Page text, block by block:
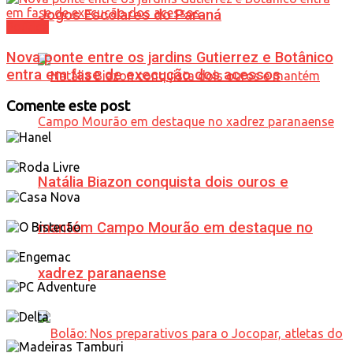
Jogos Escolares do Paraná
Natália Biazon conquista dois ouros e
mantém Campo Mourão em destaque no
xadrez paranaense
Nova ponte entre os jardins Gutierrez e Botânico
entra em fase de execução dos acessos
Comente este post